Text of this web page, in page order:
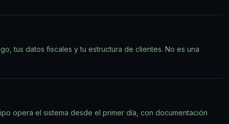
tus datos fiscales y tu estructura de clientes. No es una
opera el sistema desde el primer día, con documentación